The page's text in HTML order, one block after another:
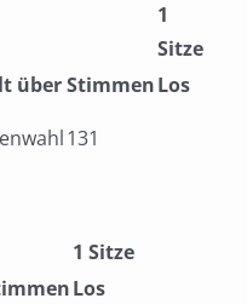
1
Sitze
überStimmenLos
131
1 Sitze
Los